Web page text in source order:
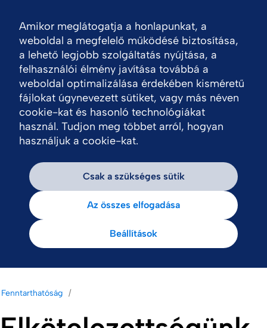
Fenntarthatóság
Amikor meglátogatja a honlapunkat, a
weboldal a megfelelő működésé biztosítása,
a lehető legjobb szolgáltatás nyújtása, a
felhasználói élmény javítása továbbá a
weboldal optimalizálása érdekében kisméretű
fájlokat úgynevezett sütiket, vagy más néven
cookie-kat és hasonló technológiákat
használ. Tudjon meg többet arról, hogyan
használjuk a cookie-kat.
Csak a szükséges sütik
Az összes elfogadása
Beállítások